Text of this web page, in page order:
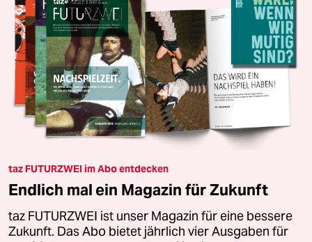
taz FUTURZWEI im Abo entdecken
Endlich mal ein Magazin für Zukunft
taz FUTURZWEI ist unser Magazin für eine bessere
Zukunft. Das Abo bietet jährlich vier Ausgaben für